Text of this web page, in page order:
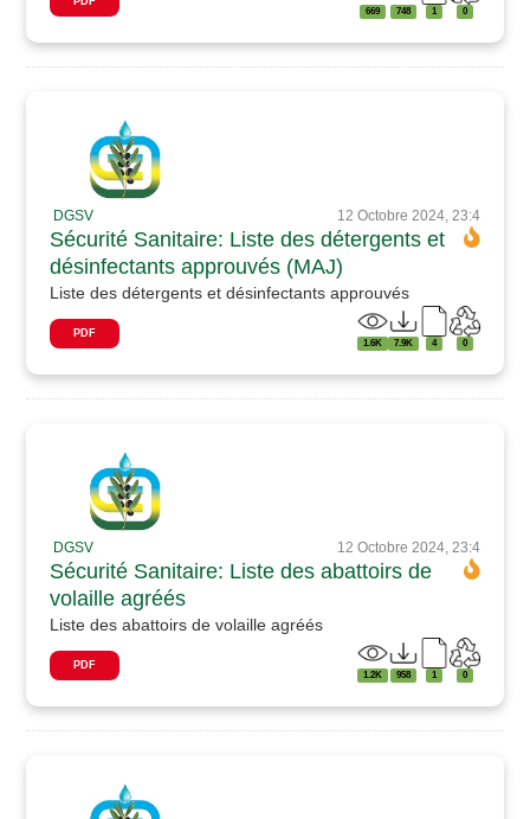
669 748 1 0
DGSV 12 Octobre 2024, 23:4
Sécurité Sanitaire: Liste des détergents et
désinfectants approuvés (MAJ)
Liste des détergents et désinfectants approuvés
PDF
1.6K 7.9K 4 0
DGSV 12 Octobre 2024, 23:4
Sécurité Sanitaire: Liste des abattoirs de
volaille agréés
Liste des abattoirs de volaille agréés
PDF
1.2K 958 1 0